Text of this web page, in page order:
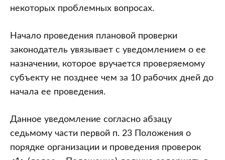
некоторых проблемных вопросах.
Начало проведения плановой проверки
законодатель увязывает с уведомлением о ее
назначении, которое вручается проверяемому
субъекту не позднее чем за 10 рабочих дней до
начала ее проведения.
Данное уведомление согласно абзацу
седьмому части первой п. 23 Положения о
порядке организации и проведения проверок